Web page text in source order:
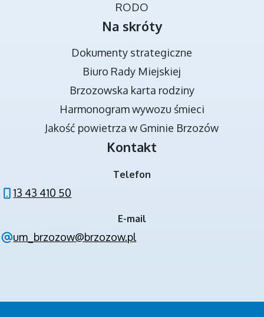
DOKUMENTY STRATEGICZNE
BRZOZÓW - PROJEKT
RODO
Na skróty
Dokumenty strategiczne
Biuro Rady Miejskiej
Brzozowska karta rodziny
Harmonogram wywozu śmieci
Jakość powietrza w Gminie Brzozów
Kontakt
Telefon
13 43 410 50
E-mail
um_brzozow@brzozow.pl